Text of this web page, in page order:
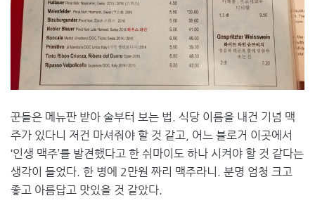
꾼들은 메뉴판 받아 술부터 보는 법. 식당 이름을 내건 기념 맥
주가 있다니 저건 마셔줘야 할 것 같고, 어느 블로거 이곳에서
‘인생 맥주’를 발견했다고 한 쉬마이도 하나 시켜야 할 것 같다는
생각이 들었다. 한 병에 2만원 짜리 맥주라니. 분명 엄청 크고
좋고 아름답고 맛있을 것 같았다.